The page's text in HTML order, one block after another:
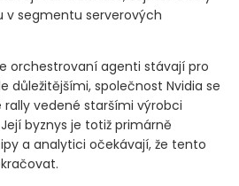
segmentu serverových
orchestrovaní agenti stávají pro
důležitějšími, společnost Nvidia se
vedené staršími výrobci
byznys je totiž primárně
a analytici očekávají, že tento